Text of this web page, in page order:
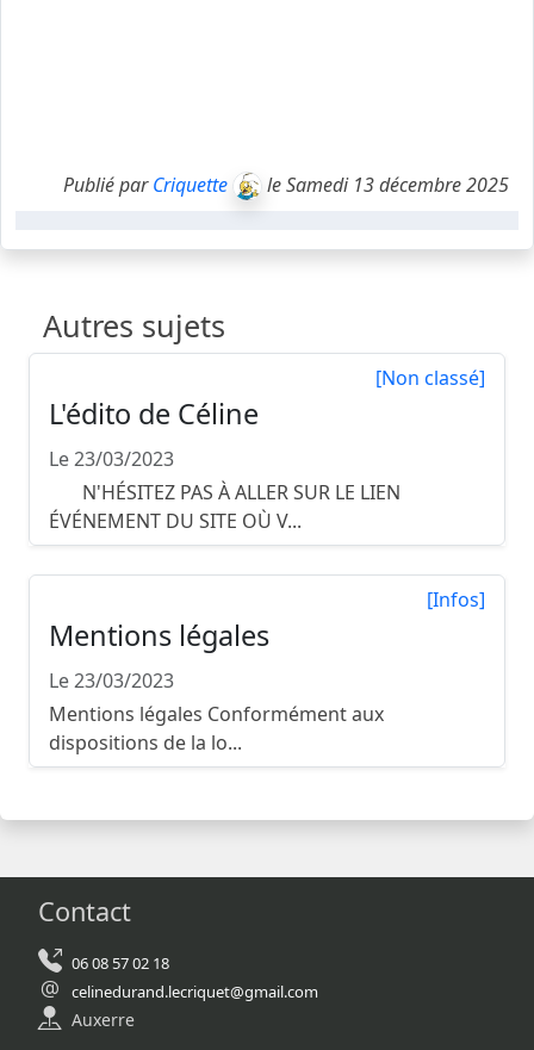
Publié parCriquette le Samedi 13 décembre 2025
Autres sujets
[Non classé]
L'édito de Céline
Le 23/03/2023
N'HÉSITEZ PAS À ALLER SUR LE LIEN
ÉVÉNEMENT DU SITE OÙ V...
[Infos]
Mentions légales
Le 23/03/2023
Mentions légales Conformément aux
dispositions de la lo...
Contact
06 08 57 02 18
celinedurand.lecriquet@gmail.com
Auxerre